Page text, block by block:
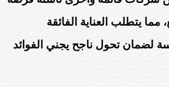
يتطلب العناية الفائقة
لضمان تحول ناجح يجني الفوائد